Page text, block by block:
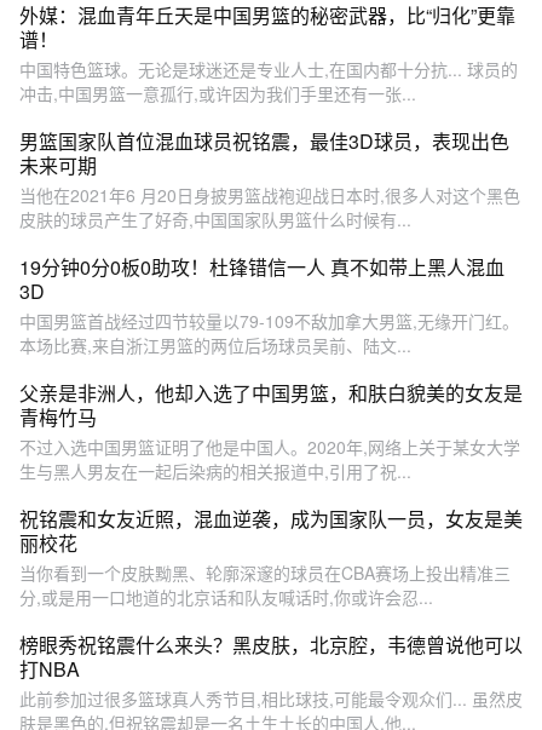
外媒：混血青年丘天是中国男篮的秘密武器，比“归化”更靠
谱！
中国特色篮球。无论是球迷还是专业人士,在国内都十分抗... 球员的
冲击,中国男篮一意孤行,或许因为我们手里还有一张...
男篮国家队首位混血球员祝铭震，最佳3D球员，表现出色
未来可期
当他在2021年6 月20日身披男篮战袍迎战日本时,很多人对这个黑色
皮肤的球员产生了好奇,中国国家队男篮什么时候有...
19分钟0分0板0助攻！杜锋错信一人 真不如带上黑人混血
3D
中国男篮首战经过四节较量以79-109不敌加拿大男篮,无缘开门红。
本场比赛,来自浙江男篮的两位后场球员吴前、陆文...
父亲是非洲人，他却入选了中国男篮，和肤白貌美的女友是
青梅竹马
不过入选中国男篮证明了他是中国人。2020年,网络上关于某女大学
生与黑人男友在一起后染病的相关报道中,引用了祝...
祝铭震和女友近照，混血逆袭，成为国家队一员，女友是美
丽校花
当你看到一个皮肤黝黑、轮廓深邃的球员在CBA赛场上投出精准三
分,或是用一口地道的北京话和队友喊话时,你或许会忍...
榜眼秀祝铭震什么来头？黑皮肤，北京腔，韦德曾说他可以
打NBA
此前参加过很多篮球真人秀节目,相比球技,可能最令观众们... 虽然皮
肤是黑色的,但祝铭震却是一名土生土长的中国人,他...